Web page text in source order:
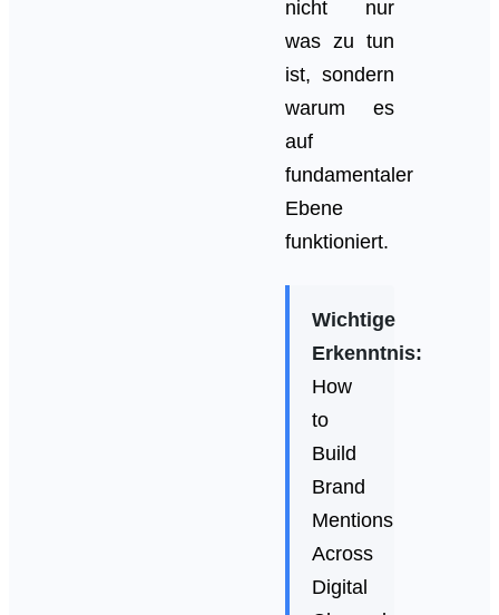
nicht nur
was zu tun
ist, sondern
warum es
auf
fundamentaler
Ebene
funktioniert.
Wichtige
Erkenntnis:
How
to
Build
Brand
Mentions
Across
Digital